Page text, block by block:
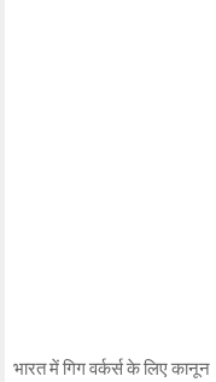
भारत में गिग वर्कर्स के लिए कानून